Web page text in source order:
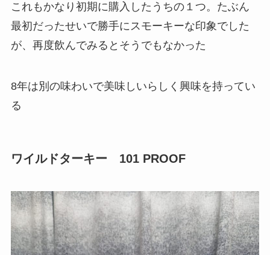
これもかなり初期に購入したうちの１つ。たぶん
最初だったせいで勝手にスモーキーな印象でした
が、再度飲んでみるとそうでもなかった
8年は別の味わいで美味しいらしく興味を持ってい
る
ワイルドターキー 101 PROOF